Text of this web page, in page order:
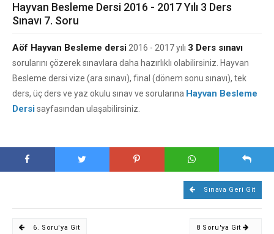
Hayvan Besleme Dersi 2016 - 2017 Yılı 3 Ders
Sınavı 7. Soru
Aöf Hayvan Besleme dersi 2016 - 2017 yılı 3 Ders sınavı
sorularını çözerek sınavlara daha hazırlıklı olabilirsiniz. Hayvan
Besleme dersi vize (ara sınavı), final (dönem sonu sınavı), tek
ders, üç ders ve yaz okulu sınav ve sorularına Hayvan Besleme
Dersisayfasından ulaşabilirsiniz.
Sınava Geri Git
6. Soru'ya Git 8 Soru'ya Git